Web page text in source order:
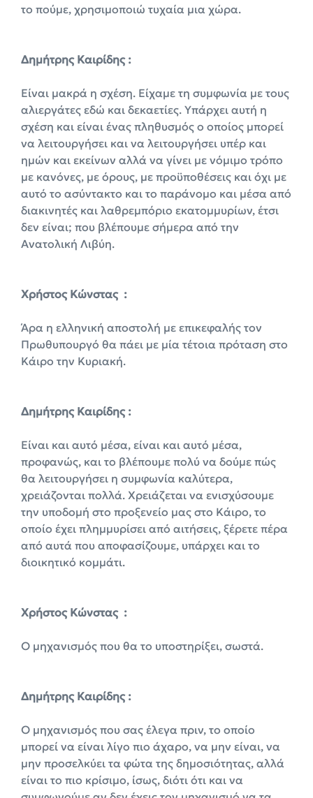
το πούμε, χρησιμοποιώ τυχαία μια χώρα.
Δημήτρης Καιρίδης :
Είναι μακρά η σχέση. Είχαμε τη συμφωνία με τους
αλιεργάτες εδώ και δεκαετίες. Υπάρχει αυτή η
σχέση και είναι ένας πληθυσμός ο οποίος μπορεί
να λειτουργήσει και να λειτουργήσει υπέρ και
ημών και εκείνων αλλά να γίνει με νόμιμο τρόπο
με κανόνες, με όρους, με προϋποθέσεις και όχι με
αυτό το ασύντακτο και το παράνομο και μέσα από
διακινητές και λαθρεμπόριο εκατομμυρίων, έτσι
δεν είναι; που βλέπουμε σήμερα από την
Ανατολική Λιβύη.
Xρήστος Κώνστας :
Άρα η ελληνική αποστολή με επικεφαλής τον
Πρωθυπουργό θα πάει με μία τέτοια πρόταση στο
Κάιρο την Κυριακή.
Δημήτρης Καιρίδης :
Είναι και αυτό μέσα, είναι και αυτό μέσα,
προφανώς, και το βλέπουμε πολύ να δούμε πώς
θα λειτουργήσει η συμφωνία καλύτερα,
χρειάζονται πολλά. Χρειάζεται να ενισχύσουμε
την υποδομή στο προξενείο μας στο Κάιρο, το
οποίο έχει πλημμυρίσει από αιτήσεις, ξέρετε πέρα
από αυτά που αποφασίζουμε, υπάρχει και το
διοικητικό κομμάτι.
Xρήστος Κώνστας :
Ο μηχανισμός που θα το υποστηρίξει, σωστά.
Δημήτρης Καιρίδης :
Ο μηχανισμός που σας έλεγα πριν, το οποίο
μπορεί να είναι λίγο πιο άχαρο, να μην είναι, να
μην προσελκύει τα φώτα της δημοσιότητας, αλλά
είναι το πιο κρίσιμο, ίσως, διότι ότι και να